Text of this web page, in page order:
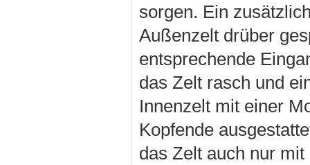
sorgen. Ein
Außenzelt drüber
entsprechende
das Zelt rasch und
Innenzelt mit einer
Kopfende
das Zelt auch nur